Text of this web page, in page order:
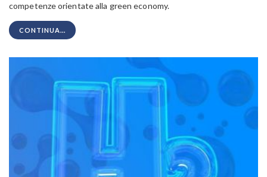
competenze orientate alla green economy.
CONTINUA...